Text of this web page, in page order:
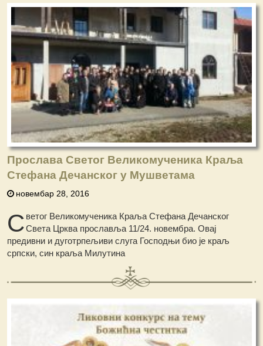
Прослава Светог Великомученика Краља
Стефана Дечанског у Мушветама
новембар 28, 2016
С ветог Великомученика Краља Стефана Дечанског
Света Црква прославља 11/24. новембра. Овај
предивни и дуготрпељиви слуга Господњи био је краљ
српски, син краља Милутина